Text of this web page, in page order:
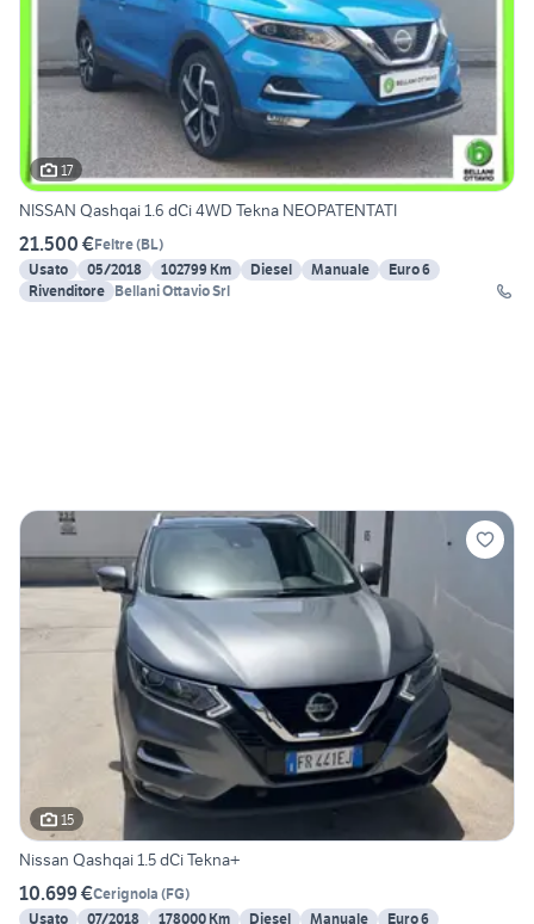
17
NISSAN Qashqai 1.6 dCi 4WD Tekna NEOPATENTATI
21.500 €Feltre(BL)
Usato
05/2018 102799 Km Diesel Manuale
Euro 6
Rivenditore Bellani Ottavio Srl
15
Nissan Qashqai 1.5 dCi Tekna+
10.699 €Cerignola (FG)
Usato
07/2018 178000 Km Diesel Manuale Euro 6